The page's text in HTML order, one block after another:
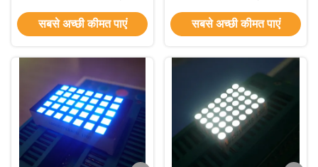
प्रदर्शन 3 मिमी Mesage
बोर्डों के लिए
सबसे अच्छी कीमत पाएं
रो एनोड कॉलम कैथोड फॉर
लिफ्ट इंडीकेटर
सबसे अच्छी कीमत पाएं